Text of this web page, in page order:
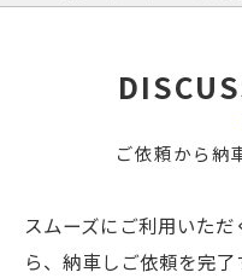
ご依頼から納
スムーズにご利用いた
ら、納車しご依頼を完